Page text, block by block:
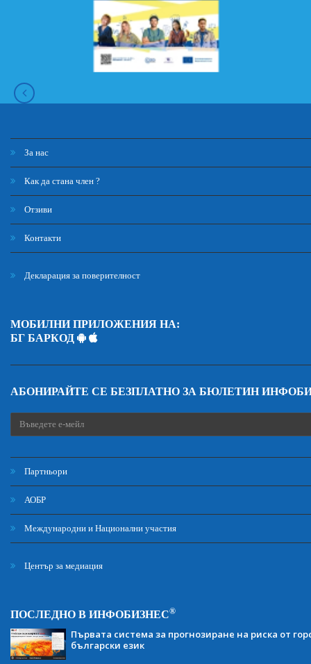
За нас
Как да стана член ?
Отзиви
Контакти
Декларация за поверителност
МОБИЛНИ ПРИЛОЖЕНИЯ НА:
БГ БАРКОД
АБОНИРАЙТЕ СЕ БЕЗПЛАТНО ЗА БЮЛЕТИН
Партньори
АОБР
Международни и Национални участия
Център за медиация
ПОСЛЕДНО В ИНФОБИЗНЕС®
Първата система за прогнозиране на риска от
български език